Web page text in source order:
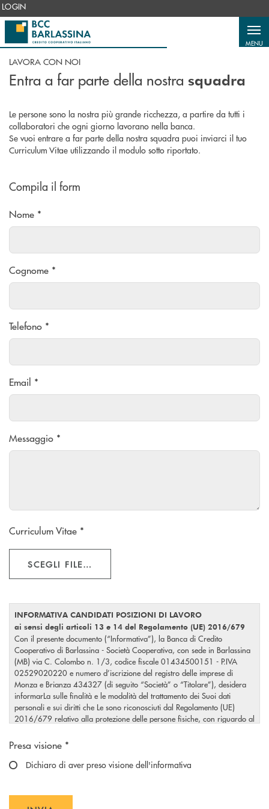
Salta al contenuto principale
LOGIN
MENU
LAVORA CON NOI
Entra a far parte della nostra squadra
Le persone sono la nostra più grande ricchezza, a partire da tutti i
collaboratori che ogni giorno lavorano nella banca.
Se vuoi entrare a far parte della nostra squadra puoi inviarci il tuo
Curriculum Vitae utilizzando il modulo sotto riportato.
Compila il form
Nome *
Cognome *
Telefono *
Email *
Messaggio *
Curriculum Vitae *
SCEGLI FILE…
INFORMATIVA CANDIDATI POSIZIONI DI LAVORO
ai sensi degli articoli 13 e 14 del Regolamento (UE) 2016/679
Con il presente documento (“Informativa”), la Banca di Credito
Cooperativo di Barlassina - Società Cooperativa, con sede in Barlassina
(MB) via C. Colombo n. 1/3, codice fiscale 01434500151 - P.IVA
02529020220 e numero d’iscrizione del registro delle imprese di
Monza e Brianza 434327 (di seguito “Società” o “Titolare”), desidera
informarLa sulle finalità e le modalità del trattamento dei Suoi dati
personali e sui diritti che Le sono riconosciuti dal Regolamento (UE)
2016/679 relativo alla protezione delle persone fisiche, con riguardo al
(“GDPR”).
1. Finalità del trattamento relative allo Screening del Curriculum
Scegliere un'opzione
Presa visione *
Dichiaro di aver preso visione dell'informativa